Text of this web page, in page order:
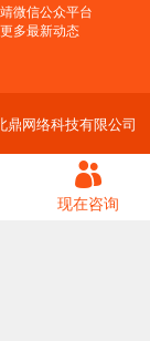
现在咨询
微信公众平台
多最新动态
鼎网络科技有限公司